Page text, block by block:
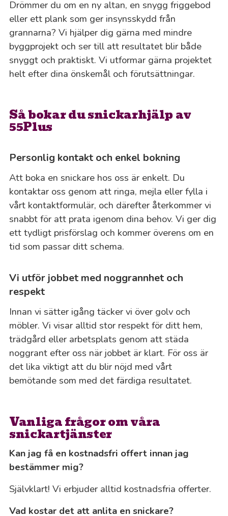
Drömmer du om en ny altan, en snygg friggebod
eller ett plank som ger insynsskydd från
grannarna? Vi hjälper dig gärna med mindre
byggprojekt och ser till att resultatet blir både
snyggt och praktiskt. Vi utformar gärna projektet
helt efter dina önskemål och förutsättningar.
Så bokar du snickarhjälp av
55Plus
Personlig kontakt och enkel bokning
Att boka en snickare hos oss är enkelt. Du
kontaktar oss genom att ringa, mejla eller fylla i
vårt kontaktformulär, och därefter återkommer vi
snabbt för att prata igenom dina behov. Vi ger dig
ett tydligt prisförslag och kommer överens om en
tid som passar ditt schema.
Vi utför jobbet med noggrannhet och
respekt
Innan vi sätter igång täcker vi över golv och
möbler. Vi visar alltid stor respekt för ditt hem,
trädgård eller arbetsplats genom att städa
noggrant efter oss när jobbet är klart. För oss är
det lika viktigt att du blir nöjd med vårt
bemötande som med det färdiga resultatet.
Vanliga frågor om våra
snickartjänster
Kan jag få en kostnadsfri offert innan jag
bestämmer mig?
Självklart! Vi erbjuder alltid kostnadsfria offerter.
Vad kostar det att anlita en snickare?